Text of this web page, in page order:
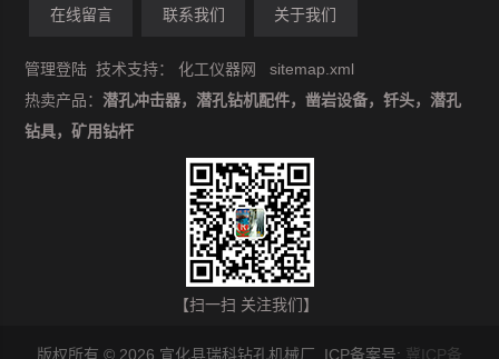
在线留言 联系我们 关于我们
管理登陆 技术支持：化工仪器网
sitemap.xml
热卖产品：潜孔冲击器，潜孔钻机配件，凿岩设备，钎头，潜孔
钻具，矿用钻杆
【扫一扫 关注我们】
版权所有 © 2026 宣化县瑞科钻孔机械厂 ICP备案号: 冀ICP备